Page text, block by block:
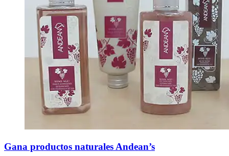
Gana productos naturales Andean’s